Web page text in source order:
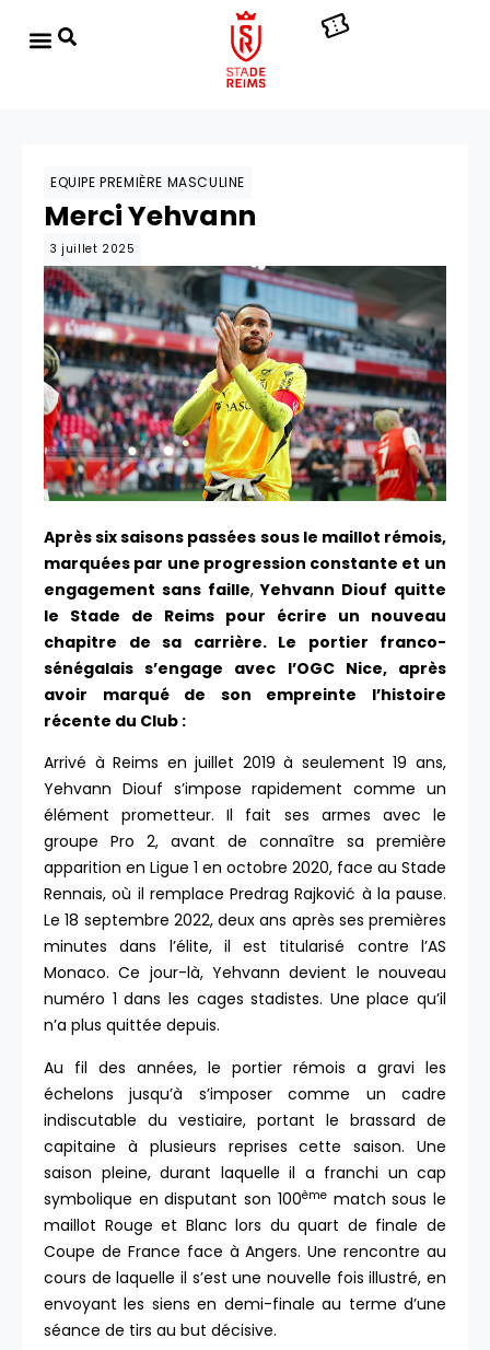
EQUIPE PREMIÈRE MASCULINE
Merci Yehvann
3 juillet 2025
Après six saisons passées sous le maillot rémois,
marquées par une progression constante et un
engagement sans faille,Yehvann Diouf quitte
le Stade de Reims pour écrire un nouveau
chapitre de sa carrière. Le portier franco-
sénégalais s’engage avec l’OGC Nice, après
avoir marqué de son empreinte l’histoire
récente du Club :
Arrivé à Reims en juillet 2019 à seulement 19 ans,
Yehvann Diouf s’impose rapidement comme un
élément prometteur. Il fait ses armes avec le
groupe Pro 2, avant de connaître sa première
apparition en Ligue 1 en octobre 2020, face au Stade
Rennais, où il remplace Predrag Rajković à la pause.
Le 18 septembre 2022, deux ans après ses premières
minutes dans l’élite, il est titularisé contre l’AS
Monaco. Ce jour-là, Yehvann devient le nouveau
numéro 1 dans les cages stadistes. Une place qu’il
n’a plus quittée depuis.
Au fil des années, le portier rémois a gravi les
échelons jusqu’à s’imposer comme un cadre
indiscutable du vestiaire, portant le brassard de
capitaine à plusieurs reprises cette saison. Une
saison pleine, durant laquelle il a franchi un cap
symbolique en disputant son 100èmematch sous le
maillot Rouge et Blanc lors du quart de finale de
Coupe de France face à Angers. Une rencontre au
cours de laquelle il s’est une nouvelle fois illustré, en
envoyant les siens en demi-finale au terme d’une
séance de tirs au but décisive.